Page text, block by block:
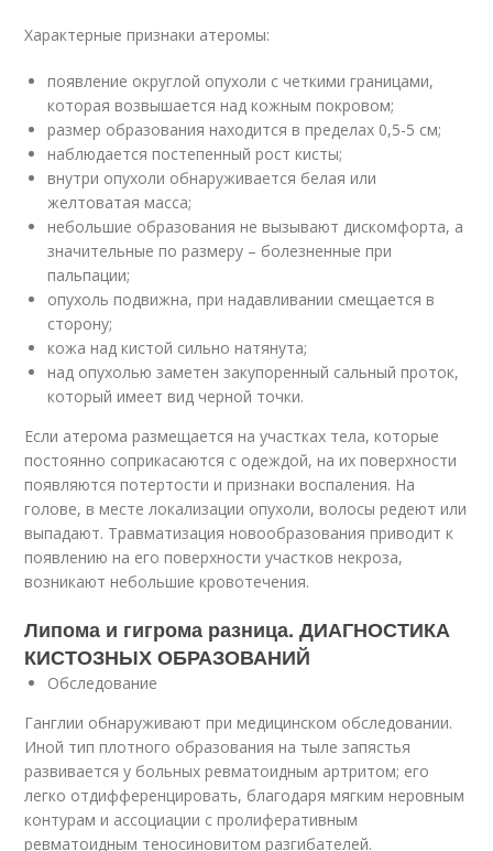
Характерные признаки атеромы:
появление округлой опухоли с четкими границами,
которая возвышается над кожным покровом;
размер образования находится в пределах 0,5-5 см;
наблюдается постепенный рост кисты;
внутри опухоли обнаруживается белая или
желтоватая масса;
небольшие образования не вызывают дискомфорта, а
значительные по размеру – болезненные при
пальпации;
опухоль подвижна, при надавливании смещается в
сторону;
кожа над кистой сильно натянута;
над опухолью заметен закупоренный сальный проток,
который имеет вид черной точки.
Если атерома размещается на участках тела, которые
постоянно соприкасаются с одеждой, на их поверхности
появляются потертости и признаки воспаления. На
голове, в месте локализации опухоли, волосы редеют или
выпадают. Травматизация новообразования приводит к
появлению на его поверхности участков некроза,
возникают небольшие кровотечения.
Липома и гигрома разница. ДИАГНОСТИКА
КИСТОЗНЫХ ОБРАЗОВАНИЙ
Обследование
Ганглии обнаруживают при медицинском обследовании.
Иной тип плотного образования на тыле запястья
развивается у больных ревматоидным артритом; его
легко отдифференцировать, благодаря мягким неровным
контурам и ассоциации с пролиферативным
ревматоидным теносиновитом разгибателей.